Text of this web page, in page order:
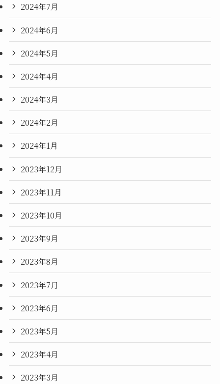
2024年7月
2024年6月
2024年5月
2024年4月
2024年3月
2024年2月
2024年1月
2023年12月
2023年11月
2023年10月
2023年9月
2023年8月
2023年7月
2023年6月
2023年5月
2023年4月
2023年3月